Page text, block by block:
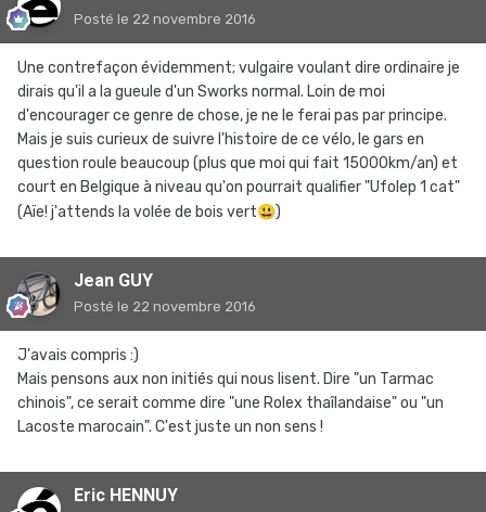
Posté le 22 novembre 2016
Une contrefaçon évidemment; vulgaire voulant dire ordinaire je
dirais qu'il a la gueule d'un Sworks normal. Loin de moi
d'encourager ce genre de chose, je ne le ferai pas par principe.
Mais je suis curieux de suivre l'histoire de ce vélo, le gars en
question roule beaucoup (plus que moi qui fait 15000km/an) et
court en Belgique à niveau qu'on pourrait qualifier "Ufolep 1 cat"
(Aïe! j'attends la volée de bois vert😃)
Jean GUY
Posté le 22 novembre 2016
J'avais compris :)
Mais pensons aux non initiés qui nous lisent. Dire "un Tarmac
chinois", ce serait comme dire "une Rolex thaîlandaise" ou "un
Lacoste marocain". C'est juste un non sens !
Eric HENNUY